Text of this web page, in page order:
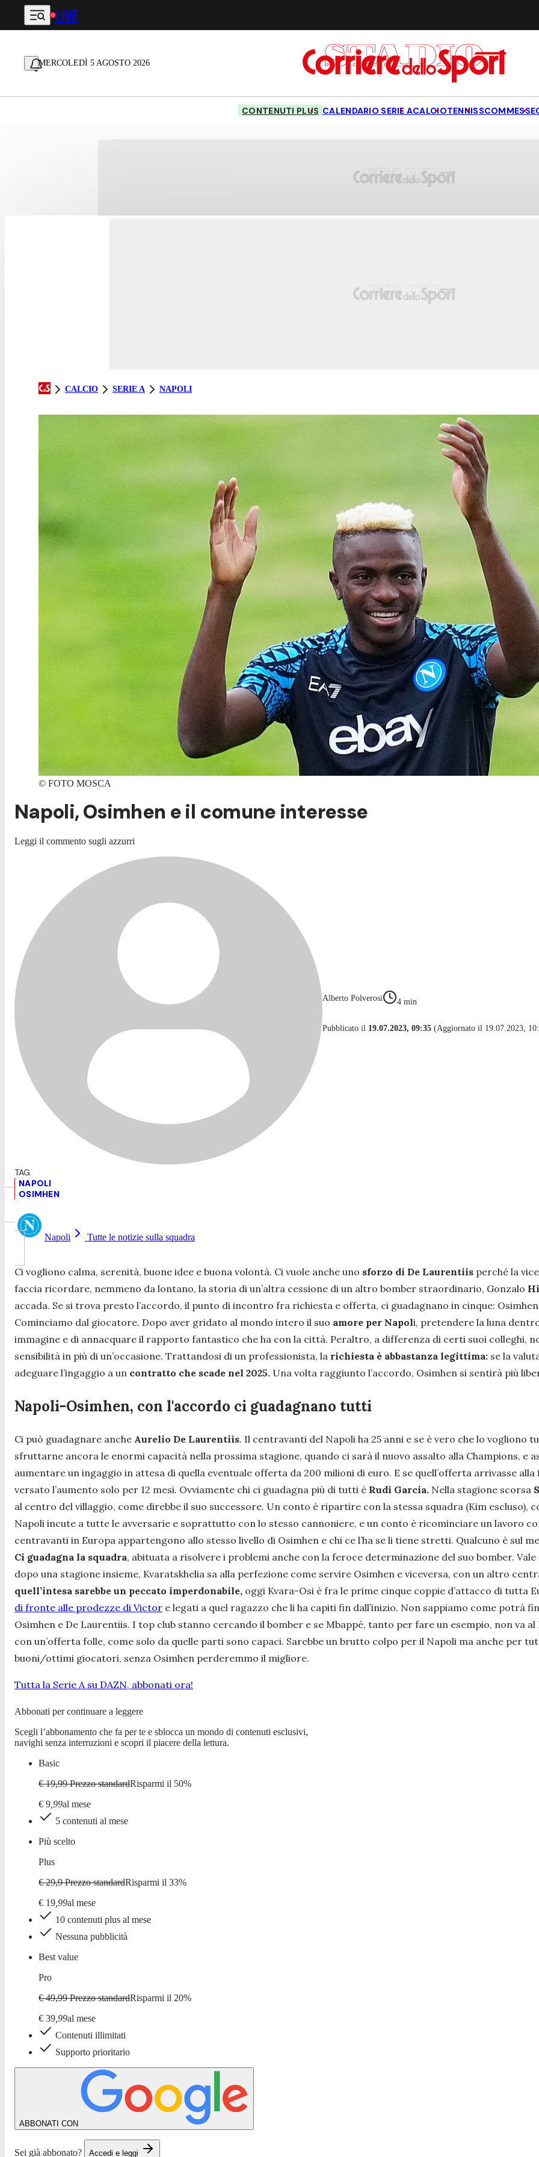
Vai al contenuto principale
LIVE
MERCOLEDÌ 5 AGOSTO 2026
CONTENUTI PLUS CALENDARIO SERIE ACALCIOTENNISSCOMMESSE
CALCIO SERIE A NAPOLI
© FOTO MOSCA
Napoli, Osimhen e il comune interesse
Leggi il commento sugli azzurri
Alberto Polverosi 4 min
Pubblicato il 19.07.2023, 09:35 (Aggiornato il 19.07.2023,
NAPOLI
OSIMHEN
Napoli Tutte le notizie sulla squadra
Ci vogliono calma, serenità, buone idee e buona volontà. Ci vuole anche uno sforzo di De Laurentiis perché la
faccia ricordare, nemmeno da lontano, la storia di un’altra cessione di un altro bomber straordinario, Gonzalo
accada. Se si trova presto l’accordo, il punto di incontro fra richiesta e offerta, ci guadagnano in cinque:
Cominciamo dal giocatore. Dopo aver gridato al mondo intero il suo amore per Napoli, pretendere la luna
immagine e di annacquare il rapporto fantastico che ha con la città. Peraltro, a differenza di certi suoi colleghi,
sensibilità in più di un’occasione. Trattandosi di un professionista, la richiesta è abbastanza legittima: se la
adeguare l’ingaggio a un contratto che scade nel 2025. Una volta raggiunto l’accordo, Osimhen si sentirà più
Napoli-Osimhen, con l'accordo ci guadagnano tutti
Ci può guadagnare anche Aurelio De Laurentiis. Il centravanti del Napoli ha 25 anni e se è vero che lo vogliono
sfruttarne ancora le enormi capacità nella prossima stagione, quando ci sarà il nuovo assalto alla Champions, e
aumentare un ingaggio in attesa di quella eventuale offerta da 200 milioni di euro. E se quell’offerta arrivasse
versato l’aumento solo per 12 mesi. Ovviamente chi ci guadagna più di tutti è Rudi Garcia. Nella stagione scorsa
al centro del villaggio, come direbbe il suo successore. Un conto è ripartire con la stessa squadra (Kim escluso),
Napoli incute a tutte le avversarie e soprattutto con lo stesso cannoniere, e un conto è ricominciare un lavoro
centravanti in Europa appartengono allo stesso livello di Osimhen e chi ce l’ha se li tiene stretti. Qualcuno è sul
Ci guadagna la squadra, abituata a risolvere i problemi anche con la feroce determinazione del suo bomber.
dopo una stagione insieme, Kvaratskhelia sa alla perfezione come servire Osimhen e viceversa, con un altro
quell’intesa sarebbe un peccato imperdonabile, oggi Kvara-Osi è fra le prime cinque coppie d’attacco di tutta
di fronte alle prodezze di Victor e legati a quel ragazzo che li ha capiti fin dall’inizio. Non sappiamo come potrà
Osimhen e De Laurentiis. I top club stanno cercando il bomber e se Mbappé, tanto per fare un esempio, non va
con un’offerta folle, come solo da quelle parti sono capaci. Sarebbe un brutto colpo per il Napoli ma anche per
buoni/ottimi giocatori, senza Osimhen perderemmo il migliore.
Tutta la Serie A su DAZN, abbonati ora!
Abbonati per continuare a leggere
Scegli l’abbonamento che fa per te e sblocca un mondo di contenuti esclusivi,
navighi senza interruzioni e scopri il piacere della lettura.
Basic
€ 19,99 Prezzo standardRisparmi il 50%
€ 9,99al mese
5 contenuti al mese
Più scelto
Plus
€ 29,9 Prezzo standardRisparmi il 33%
€ 19,99al mese
10 contenuti plus al mese
Nessuna pubblicità
Best value
Pro
€ 49,99 Prezzo standardRisparmi il 20%
€ 39,99al mese
Contenuti illimitati
Supporto prioritario
ABBONATI CON
Sei già abbonato? Accedi e leggi